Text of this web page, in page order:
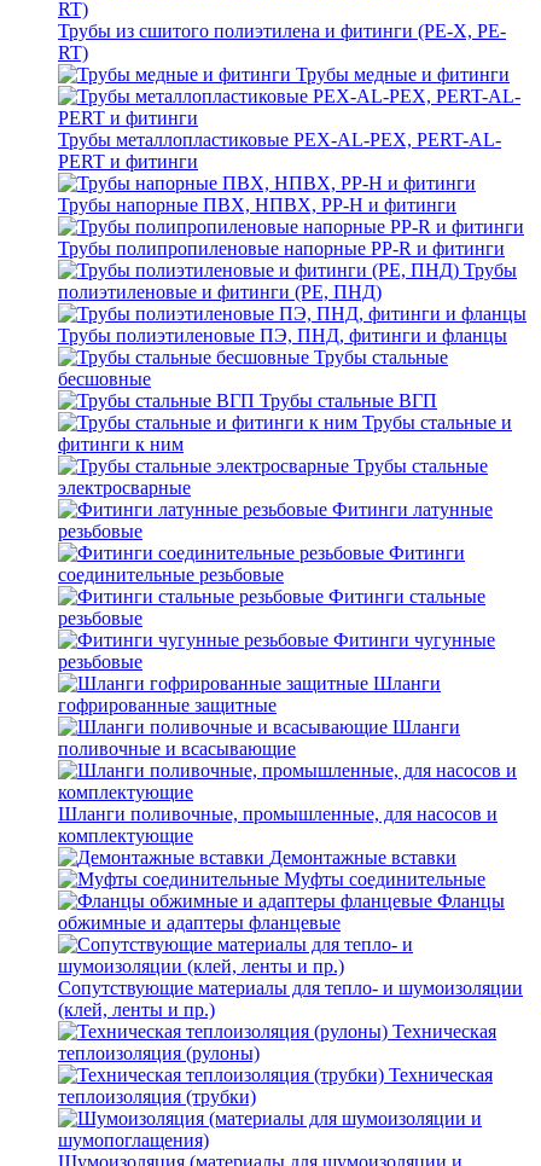
Трубы из сшитого полиэтилена и фитинги (PE-X, PE-
RT)
Трубы медные и фитинги
Трубы металлопластиковые PEX-AL-PEX, PERT-AL-
PERT и фитинги
Трубы напорные ПВХ, НПВХ, PP-H и фитинги
Трубы полипропиленовые напорные PP-R и фитинги
Трубы
полиэтиленовые и фитинги (PE, ПНД)
Трубы полиэтиленовые ПЭ, ПНД, фитинги и фланцы
Трубы стальные
бесшовные
Трубы стальные ВГП
Трубы стальные и
фитинги к ним
Трубы стальные
электросварные
Фитинги латунные
резьбовые
Фитинги
соединительные резьбовые
Фитинги стальные
резьбовые
Фитинги чугунные
резьбовые
Шланги
гофрированные защитные
Шланги
поливочные и всасывающие
Шланги поливочные, промышленные, для насосов и
комплектующие
Демонтажные вставки
Муфты соединительные
Фланцы
обжимные и адаптеры фланцевые
Сопутствующие материалы для тепло- и шумоизоляции
(клей, ленты и пр.)
Техническая
теплоизоляция (рулоны)
Техническая
теплоизоляция (трубки)
Шумоизоляция (материалы для шумоизоляции и